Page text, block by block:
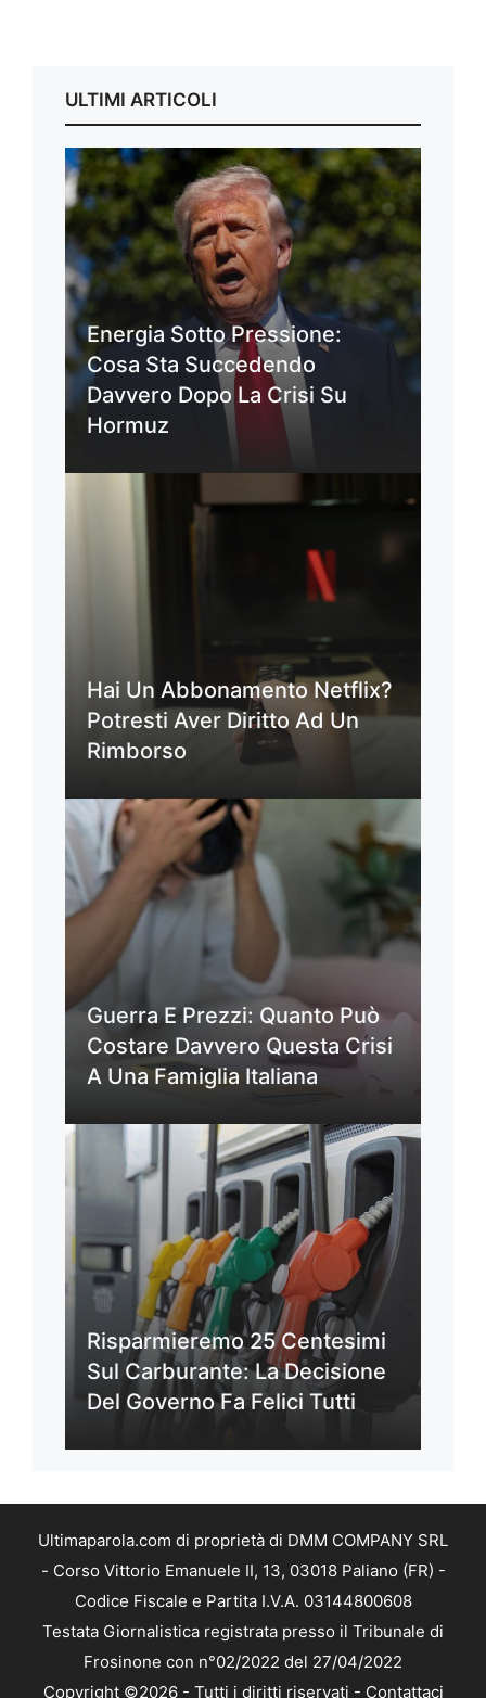
ULTIMI ARTICOLI
Energia Sotto Pressione:
Cosa Sta Succedendo
Davvero Dopo La Crisi Su
Hormuz
Hai Un Abbonamento Netflix?
Potresti Aver Diritto Ad Un
Rimborso
Guerra E Prezzi: Quanto Può
Costare Davvero Questa Crisi
A Una Famiglia Italiana
Risparmieremo 25 Centesimi
Sul Carburante: La Decisione
Del Governo Fa Felici Tutti
Ultimaparola.com di proprietà di DMM COMPANY SRL
- Corso Vittorio Emanuele II, 13, 03018 Paliano (FR) -
Codice Fiscale e Partita I.V.A. 03144800608
Testata Giornalistica registrata presso il Tribunale di
Frosinone con n°02/2022 del 27/04/2022
Copyright ©2026 - Tutti i diritti riservati - Contattaci